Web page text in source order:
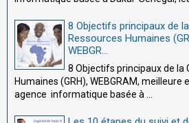
8 Objectifs principaux de
Ressources Humaines
WEBGR...
8 Objectifs principaux de la
Humaines (GRH), WEBGRAM,
agence informatique basée à ...